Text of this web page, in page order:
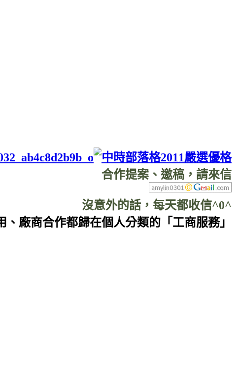
合作提案、邀稿，請來信
沒意外的話，每天都收信^0^
、廠商合作都歸在個人分類的「工商服務」